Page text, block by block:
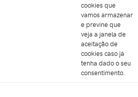
cookies que
vamos armazenar
e previne que
veja a janela de
aceitação de
cookies caso já
tenha dado o seu
consentimento.